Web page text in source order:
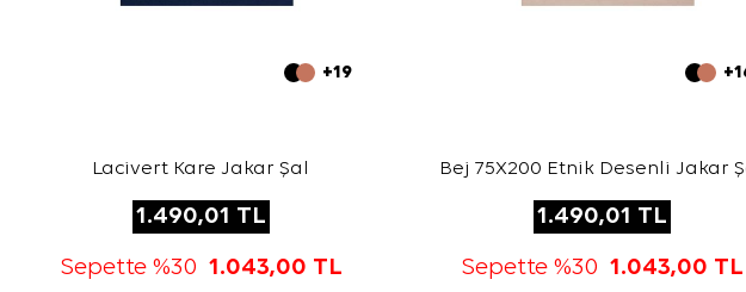
+19
Lacivert Kare Jakar Şal
1.490,01 TL
Sepette %30 1.043,00 TL
Bej 75X200 Etnik Desenli Jakar
1.490,01 TL
Sepette %30 1.043,00 TL